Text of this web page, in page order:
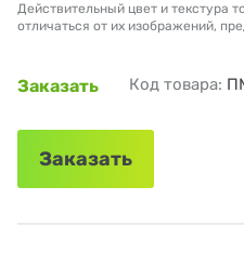
Действительный цвет и текстура
отличаться от их изображений,
Заказать Код товара:
Заказать